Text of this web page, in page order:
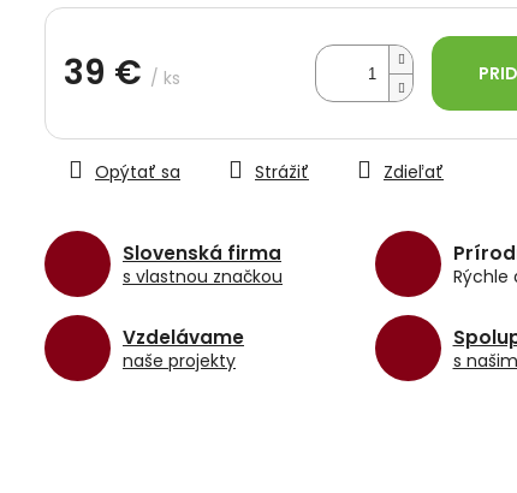
39 € / ks
cena:
Slovenská firma
s vlastnou značkou Rýchle
Vzdelávame
naše projekty s
Opýtať sa Strážiť Zdieľať
hviezdičiek.